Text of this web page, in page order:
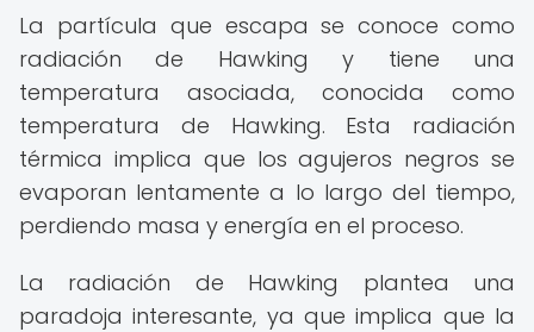
La partícula que escapa se conoce como
radiación de Hawking y tiene una
temperatura asociada, conocida como
temperatura de Hawking. Esta radiación
térmica implica que los agujeros negros se
evaporan lentamente a lo largo del tiempo,
perdiendo masa y energía en el proceso.
La radiación de Hawking plantea una
paradoja interesante, ya que implica que la